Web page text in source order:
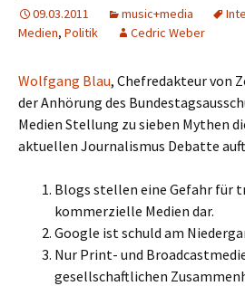
09.03.2011 music+media
Medien, Politik Cedric Weber
Wolfgang Blau, Chefredakteur von
der Anhörung des
Medien Stellung zu sieben Mythen
aktuellen Journalismus Debatte
Blogs stellen eine Gefahr für
kommerzielle Medien dar.
Google ist schuld am
Nur Print- und
gesellschaftlichen